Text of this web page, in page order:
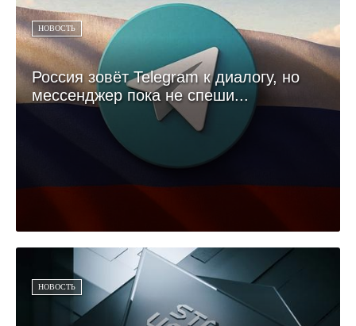
НОВОСТЬ
Россия зовёт Telegram к диалогу, но
мессенджер пока не спеши...
НОВОСТЬ